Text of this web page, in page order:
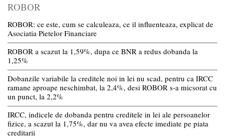
ROBOR
ROBOR: ce este, cum se calculeaza, ce il influenteaza, explicat de
Asociatia Pietelor Financiare
ROBOR a scazut la 1,59%, dupa ce BNR a redus dobanda la
1,25%
Dobanzile variabile la creditele noi in lei nu scad, pentru ca IRCC
ramane aproape neschimbat, la 2,4%, desi ROBOR s-a micsorat cu
un punct, la 2,2%
IRCC, indicele de dobanda pentru creditele in lei ale persoanelor
fizice, a scazut la 1,75%, dar nu va avea efecte imediate pe piata
creditarii